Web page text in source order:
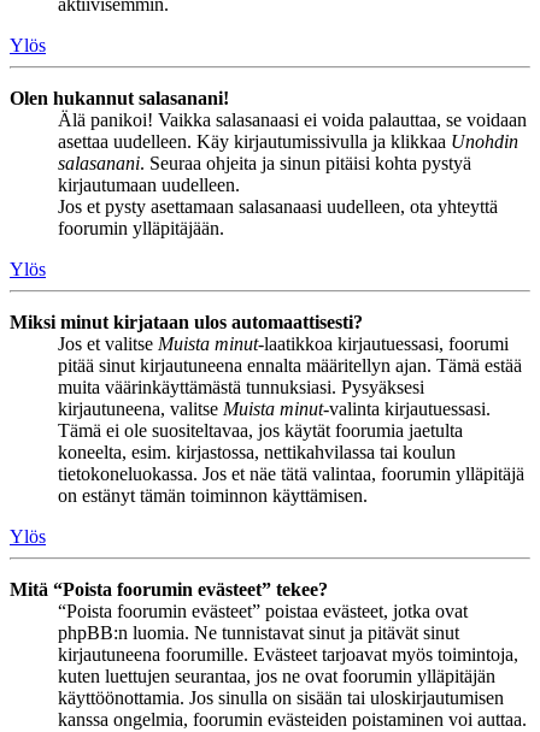
aktiivisemmin.
Ylös
Olen hukannut salasanani!
Älä panikoi! Vaikka salasanaasi ei voida palauttaa, se voidaan
asettaa uudelleen. Käy kirjautumissivulla ja klikkaa Unohdin
salasanani. Seuraa ohjeita ja sinun pitäisi kohta pystyä
kirjautumaan uudelleen.
Jos et pysty asettamaan salasanaasi uudelleen, ota yhteyttä
foorumin ylläpitäjään.
Ylös
Miksi minut kirjataan ulos automaattisesti?
Jos et valitse Muista minut-laatikkoa kirjautuessasi, foorumi
pitää sinut kirjautuneena ennalta määritellyn ajan. Tämä estää
muita väärinkäyttämästä tunnuksiasi. Pysyäksesi
kirjautuneena, valitse Muista minut-valinta kirjautuessasi.
Tämä ei ole suositeltavaa, jos käytät foorumia jaetulta
koneelta, esim. kirjastossa, nettikahvilassa tai koulun
tietokoneluokassa. Jos et näe tätä valintaa, foorumin ylläpitäjä
on estänyt tämän toiminnon käyttämisen.
Ylös
Mitä “Poista foorumin evästeet” tekee?
“Poista foorumin evästeet” poistaa evästeet, jotka ovat
phpBB:n luomia. Ne tunnistavat sinut ja pitävät sinut
kirjautuneena foorumille. Evästeet tarjoavat myös toimintoja,
kuten luettujen seurantaa, jos ne ovat foorumin ylläpitäjän
käyttöönottamia. Jos sinulla on sisään tai uloskirjautumisen
kanssa ongelmia, foorumin evästeiden poistaminen voi auttaa.